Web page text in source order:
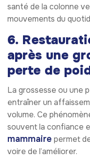
santé de la colonne
mouvements du
6.
après une
perte de
La grossesse ou une
entraîner un
volume. Ce
souvent la confiance
mammaire permet
voire de l’améliorer.